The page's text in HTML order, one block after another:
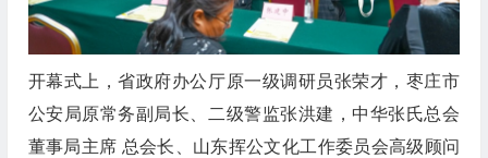
开幕式上，省政府办公厅原一级调研员张荣才，枣庄市
公安局原常务副局长、二级警监张洪建，中华张氏总会
董事局主席 总会长、山东挥公文化工作委员会高级顾问